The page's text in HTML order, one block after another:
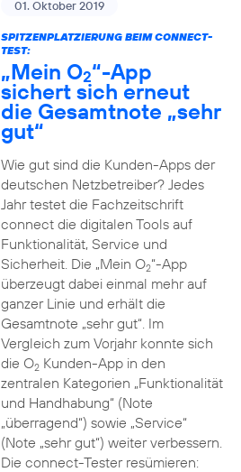
01. Oktober 2019
SPITZENPLATZIERUNG BEIM CONNECT-
TEST:
„Mein O2“-App
sichert sich erneut
die Gesamtnote „sehr
gut“
Wie gut sind die Kunden-Apps der
deutschen Netzbetreiber? Jedes
Jahr testet die Fachzeitschrift
connect die digitalen Tools auf
Funktionalität, Service und
Sicherheit. Die „Mein O2“-App
überzeugt dabei einmal mehr auf
ganzer Linie und erhält die
Gesamtnote „sehr gut“. Im
Vergleich zum Vorjahr konnte sich
die O2Kunden-App in den
zentralen Kategorien „Funktionalität
und Handhabung“ (Note
„überragend“) sowie „Service“
(Note „sehr gut“) weiter verbessern.
Die connect-Tester resümieren: